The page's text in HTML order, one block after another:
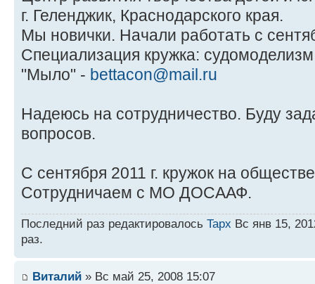
г. Геленджик, Краснодарского края.
Мы новички. Начали работать с
Специализация кружка:
"Мыло" - bettacon@mail.ru
Надеюсь на сотрудничество. Буду
вопросов.
С сентября 2011 г. кружок на
Сотрудничаем с МО ДОСААФ.
Последний раз редактировалось Tapx Вс янв 15,
раз.
Виталий » Вс май 25, 2008 15:07